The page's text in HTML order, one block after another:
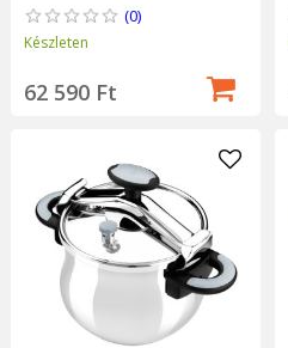
(0)
Készleten
62 590 Ft